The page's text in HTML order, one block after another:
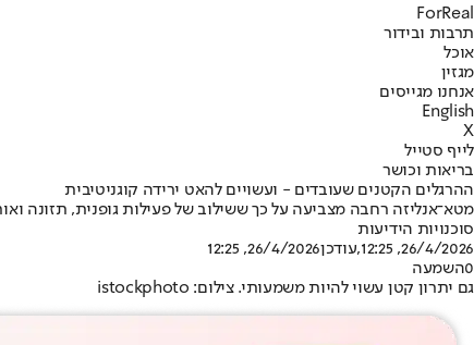
ForReal
תרבות ובידור
אוכל
מגזין
אנחנו מגייסים
English
X
לייף סטייל
בריאות וכושר
ההרגלים הקטנים שעובדים - ועשויים להאט ירידה קוגניטיבית
מטא־אנליזה רחבה מצביעה על כך ששילוב של פעילות גופנית, תזונה
סוכנויות הידיעות
26/4/2026, 12:25
,עודכן26/4/2026, 12:25
0השמעה
גם יתרון קטן עשוי להיות משמעותי. צילום: istockphoto